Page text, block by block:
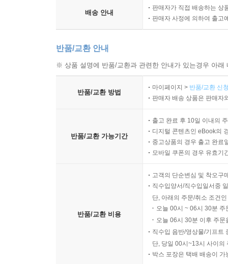
1) 커뮤니티 : 성장하는 사람들을 연결합니다.
꾸준히 기록하기 위해서는 같이 하는 사람들이 필
있습니다.
2) 프로그램 : 성장할 기회를 팝니다.
꾸준한 기록을 위해선 기록할 글감이 필요합니
꾸준한 성장과 재미있는 문구/ 기록 생활을 위한
1) 나만의 양식을 더 예쁘게 만들어 줄 ‘그리드 가이
내가 원하는 양식을 깔끔하고 편하게 그릴 때
스테디북에 딱 맞춘 그리드 가이드를 준비했어
가이드라인을 제공합니다. 책갈피처럼 쓰고 뒷면
배송 안내
판매자가 직접 배송하는 상
판매자 사정에 의하여 출고
반품/교환 안내
※ 상품 설명에 반품/교환과 관련한 안내가 있는경우 아
반품/교환 방법
마이페이지 > 반품/교환 신
판매자 배송 상품은 판매자
반품/교환 가능기간
출고 완료 후 10일 이내의
디지털 콘텐츠인 eBook의
중고상품의 경우 출고 완료
모바일 쿠폰의 경우 유효기
반품/교환 비용
고객의 단순변심 및 착오구
직수입양서/직수입일서중
단, 아래의 주문/취소 조건
오늘 00시 ~ 06시 30분
오늘 06시 30분 이후 주
직수입 음반/영상물/기프트
단, 당일 00시~13시 사이의
박스 포장은 택배 배송이